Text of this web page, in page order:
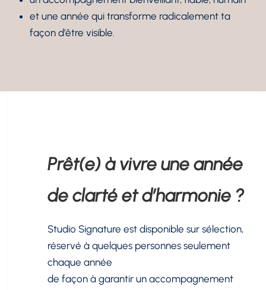
et une année qui transforme radicalement ta
façon d’être visible.
Prêt(e) à vivre une année
de clarté et d’harmonie ?
Studio Signature est disponible sur sélection,
réservé à quelques personnes seulement
chaque année
de façon à garantir un accompagnement